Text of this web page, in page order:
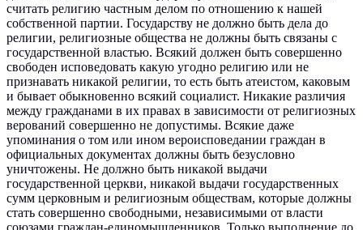
считать религию частным делом по отношению к нашей
собственной партии. Государству не должно быть дела до
религии, религиозные общества не должны быть связаны с
государственной властью. Всякий должен быть совершенно
свободен исповедовать какую угодно религию или не
признавать никакой религии, то есть быть атеистом, каковым
и бывает обыкновенно всякий социалист. Никакие различия
между гражданами в их правах в зависимости от религиозных
верований совершенно не допустимы. Всякие даже
упоминания о том или ином вероисповедании граждан в
официальных документах должны быть безусловно
уничтожены. Не должно быть никакой выдачи
государственной церкви, никакой выдачи государственных
сумм церковным и религиозным обществам, которые должны
стать совершенно свободными, независимыми от власти
союзами граждан-единомышленников. Только выполнение до